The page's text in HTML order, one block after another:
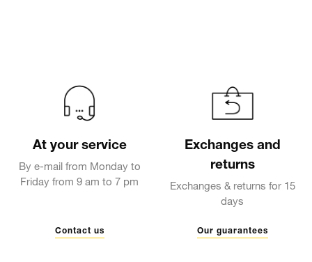
At your service
By e-mail from Monday to
Friday from 9 am to 7 pm
Contact us
Exchanges and
returns
Exchanges & returns for 15
days
Our guarantees